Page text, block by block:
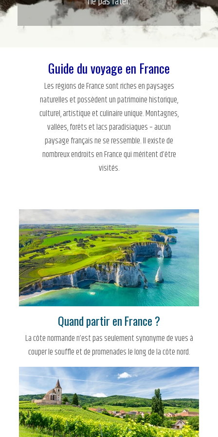
Guide du voyage en France
Les régions de France sont riches en paysages
naturelles et possèdent un patrimoine historique,
culturel, artistique et culinaire unique. Montagnes,
vallées, forêts et lacs paradisiaques – aucun
paysage français ne se ressemble. Il existe de
nombreux endroits en France qui méritent d’être
visités.
Quand partir en France ?
La côte normande n’est pas seulement synonyme de vues à
couper le souffle et de promenades le long de la côte nord.